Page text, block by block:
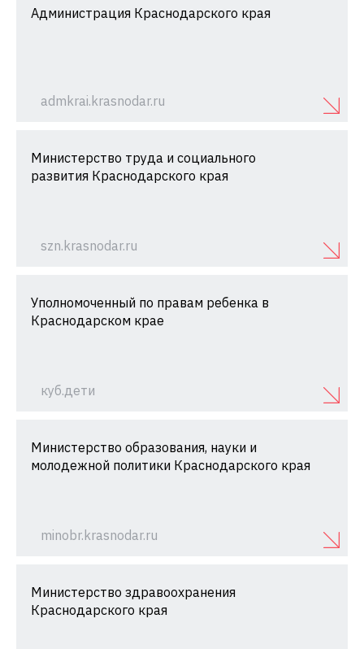
Администрация Краснодарского края
admkrai.krasnodar.ru
Министерство труда и социального
развития Краснодарского края
szn.krasnodar.ru
Уполномоченный по правам ребенка в
Краснодарском крае
куб.дети
Министерство образования, науки и
молодежной политики Краснодарского края
minobr.krasnodar.ru
Министерство здравоохранения
Краснодарского края